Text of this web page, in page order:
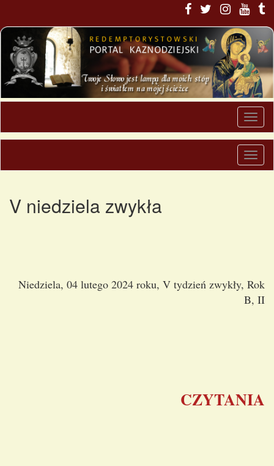
V niedziela zwykła
Niedziela, 04 lutego 2024 roku, V tydzień zwykły, Rok
B, II
CZYTANIA